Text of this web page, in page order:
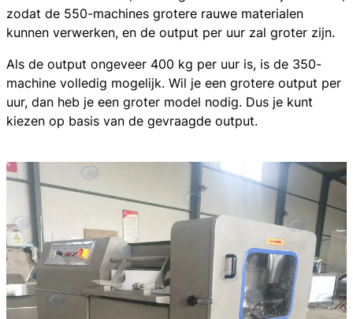
zodat de 550-machines grotere rauwe materialen
kunnen verwerken, en de output per uur zal groter zijn.
Als de output ongeveer 400 kg per uur is, is de 350-
machine volledig mogelijk. Wil je een grotere output per
uur, dan heb je een groter model nodig. Dus je kunt
kiezen op basis van de gevraagde output.